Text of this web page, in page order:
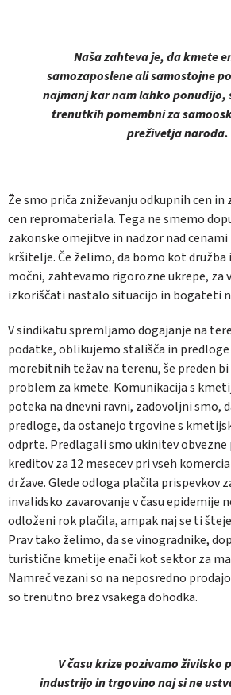
Naša zahteva je, da kmete
samozaposlene ali samostojne
najmanj kar nam lahko ponudijo,
trenutkih pomembni za
preživetja naroda.
Že smo priča zniževanju odkupnih cen in
cen repromateriala. Tega ne smemo
zakonske omejitve in nadzor nad
kršitelje. Če želimo, da bomo kot družba
močni, zahtevamo rigorozne ukrepe, za
izkoriščati nastalo situacijo in bogateti
V sindikatu spremljamo dogajanje na
podatke, oblikujemo stališča in
morebitnih težav na terenu, še preden
problem za kmete. Komunikacija s
poteka na dnevni ravni, zadovoljni smo,
predloge, da ostanejo trgovine s
odprte. Predlagali smo ukinitev
kreditov za 12 mesecev pri vseh
države. Glede odloga plačila prispevkov
invalidsko zavarovanje v času epidemije
odloženi rok plačila, ampak naj se ti
Prav tako želimo, da se vinogradnike,
turistične kmetije enači kot sektor za
Namreč vezani so na neposredno
so trenutno brez vsakega dohodka.
V času krize pozivamo živilsko
industrijo in trgovino naj si ne